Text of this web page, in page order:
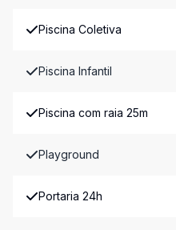
Piscina Coletiva
Piscina Infantil
Piscina com raia 25m
Playground
Portaria 24h